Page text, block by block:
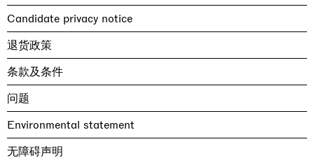
Candidate privacy notice
退货政策
条款及条件
问题
Environmental statement
无障碍声明